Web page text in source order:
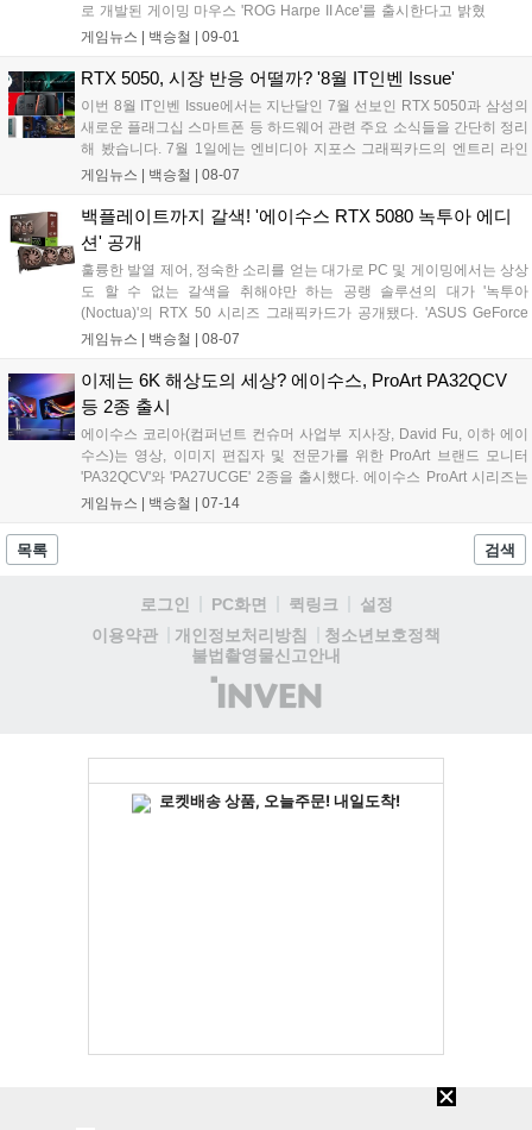
로 개발된 게이밍 마우스 'ROG Harpe II Ace'를 출시한다고 밝혔
다. 'ROG Falcata 게이밍 키보드'는 사용자가 의도한 키 입력을 정
연성을 갖춰 다양한 게임 환경에 대응하는 제품이다. 'ROG
Harpe II Ace 게이밍 마우스'는 발로란트의 스타플레이어
'Demon1'을 포함해 최고의 프로 게이머들과의 협업을 통해 개발
되었다. 이를 통해 정밀한 움직임 및 신뢰성을 갖추어 플레이어의
잠재력을 극대화하여 실현할 수 있도록 설계되었다....
게임뉴스 | 백승철 09-01
RTX 5050, 시장 반응 어떨까? '8월 IT인벤 Issue'
이번 8월 IT인벤 Issue에서는 지난달인 7월 선보인 RTX 5050과 삼성의
새로운 플래그십 스마트폰 등 하드웨어 관련 주요 소식들을 간단히 정리
해 봤습니다. 7월 1일에는 엔비디아 지포스 그래픽카드의 엔트리 라인
업, RTX 5050이 출시됐습니다. 50 및 60 라인업의 제품은 가격 접근성
세계 하드웨어 커뮤니티로부터 혹평을 받고 있습니다....
게임뉴스 | 백승철 08-07
백플레이트까지 갈색! '에이수스 RTX 5080 녹투아 에디
션' 공개
훌륭한 발열 제어, 정숙한 소리를 얻는 대가로 PC 및 게이밍에서는 상상
도 할 수 없는 갈색을 취해야만 하는 공랭 솔루션의 대가 '녹투아
(Noctua)'의 RTX 50 시리즈 그래픽카드가 공개됐다. 'ASUS GeForce
RTX 5080 16GB GDDR7 Noctua OC Edition'이 주는 느낌은 이전 세대
픽카드는 뭔가 그래픽카드 골격에 녹투아 쿨러를 얹은 것 같은 느낌이었
다. 하지만 이번 RTX 5080에서는 정말로 협업하여 디자인 및 제작이 되
었다는 느낌을 풍긴다. 색깔도 이런데 자꾸 풍긴다고 해서 미안하지만
사실이다. 그래픽카드를 감싸고 있는 겉면뿐만 아니라 백플레이트까지
녹투아를 상징하는 갈색으로 구성되어 있다....
게임뉴스 | 백승철 08-07
이제는 6K 해상도의 세상? 에이수스, ProArt PA32QCV
등 2종 출시
에이수스 코리아(컴퍼넌트 컨슈머 사업부 지사장, David Fu, 이하 에이
수스)는 영상, 이미지 편집자 및 전문가를 위한 ProArt 브랜드 모니터
'PA32QCV'와 'PA27UCGE' 2종을 출시했다. 에이수스 ProArt 시리즈는
사진작가, 비디오그래퍼, 건축가, 아티스트 등 크리에이티브 전문가를
게임뉴스 | 백승철 07-14
목록 검색
로그인 PC화면 퀵링크
설정
이용약관
개인정보처리방침
청소년보호정책
불법촬영물신고안내
(주)
인